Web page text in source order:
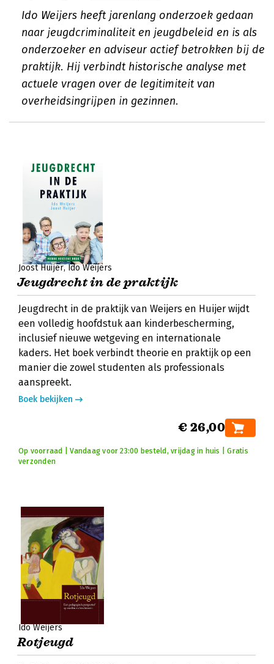
Ido Weijers heeft jarenlang onderzoek gedaan
naar jeugdcriminaliteit en jeugdbeleid en is als
onderzoeker en adviseur actief betrokken bij de
praktijk. Hij verbindt historische analyse met
actuele vragen over de legitimiteit van
overheidsingrijpen in gezinnen.
Joost Huijer Ido Weijers
Jeugdrecht in de praktijk
Jeugdrecht in de praktijk van Weijers en Huijer wijdt
een volledig hoofdstuk aan kinderbescherming,
inclusief nieuwe wetgeving en internationale
kaders. Het boek verbindt theorie en praktijk op een
manier die zowel studenten als professionals
aanspreekt.
Boek bekijken
€ 26,00
Op voorraad | Vandaag voor 23:00 besteld, vrijdag in huis | Gratis
verzonden
Ido Weijers
Rotjeugd